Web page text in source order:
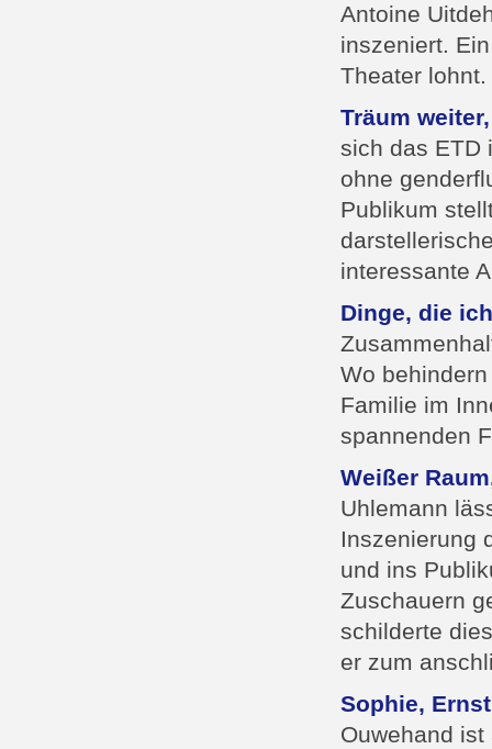
Antoine
inszeniert.
Theater
Träum
sich das ETD
ohne
Publikum
interessante
Dinge, die
Wo
Familie im
spannenden
Weißer
Uhlemann
Inszenierung
und ins
Zuschauern
schilderte
er zum
Sophie,
Ouwehand